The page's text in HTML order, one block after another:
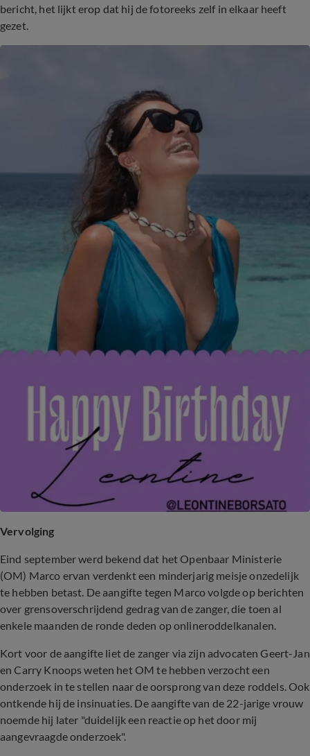
bericht, het lijkt erop dat hij de fotoreeks zelf in elkaar heeft
gezet.
Vervolging
Eind september werd bekend dat het Openbaar Ministerie
(OM) Marco ervan verdenkt een minderjarig meisje onzedelijk
te hebben betast. De aangifte tegen Marco volgde op berichten
over grensoverschrijdend gedrag van de zanger, die toen al
enkele maanden de ronde deden op onlineroddelkanalen.
Kort voor de aangifte liet de zanger via zijn advocaten Geert-Jan
en Carry Knoops weten het OM te hebben verzocht een
onderzoek in te stellen naar de oorsprong van deze roddels. Ook
ontkende hij de insinuaties. De aangifte van de 22-jarige vrouw
noemde hij later "duidelijk een reactie op het door mij
aangevraagde onderzoek".